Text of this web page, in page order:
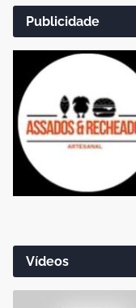
Publicidade
Vídeos